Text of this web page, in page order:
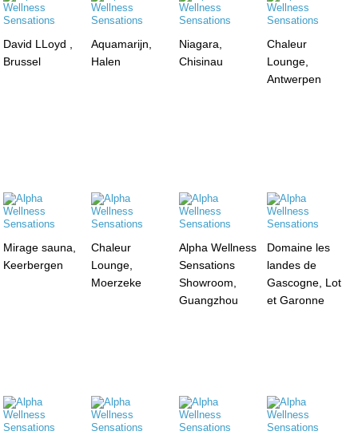
David LLoyd ,
Brussel
Aquamarijn,
Halen
Niagara,
Chisinau
Chaleur
Lounge,
Antwerpen
Mirage sauna,
Keerbergen
Chaleur
Lounge,
Moerzeke
Alpha Wellness
Sensations
Showroom,
Guangzhou
Domaine les
landes de
Gascogne, Lot
et Garonne